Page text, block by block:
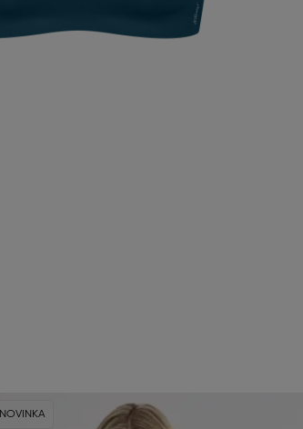
NOVINKA